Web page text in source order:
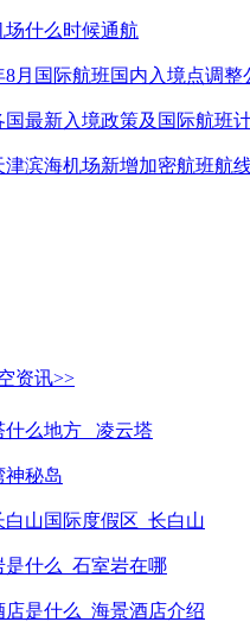
场什么时候通航
8月国际航班国内入境点调整
国最新入境政策及国际航班
津滨海机场新增加密航班航
资讯>>
什么地方_ 凌云塔
神秘岛
白山国际度假区_长白山
是什么_石室岩在哪
店是什么_海景酒店介绍